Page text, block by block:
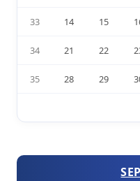
33 14 15
34 21 22
35 28 29